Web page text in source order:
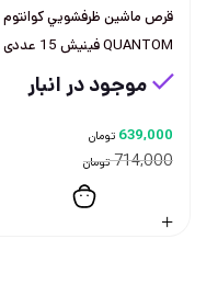
قرص ماشين ظرفشويي كوانتوم
QUANTOM فينيش 15 عددی
موجود در انبار
714,000 تومان
639,000 تومان